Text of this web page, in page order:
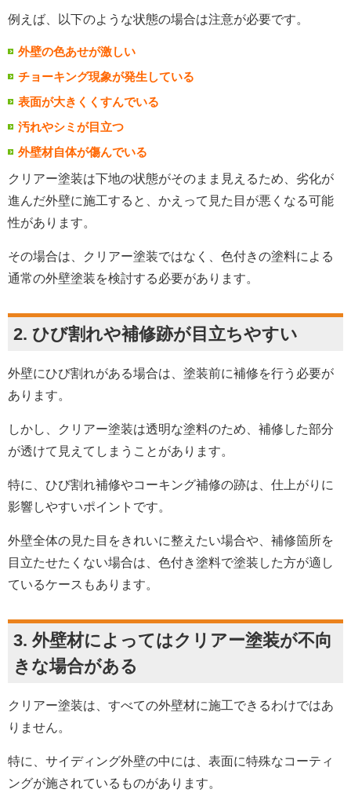
例えば、以下のような状態の場合は注意が必要です。
外壁の色あせが激しい
チョーキング現象が発生している
表面が大きくくすんでいる
汚れやシミが目立つ
外壁材自体が傷んでいる
クリアー塗装は下地の状態がそのまま見えるため、劣化が
進んだ外壁に施工すると、かえって見た目が悪くなる可能
性があります。
その場合は、クリアー塗装ではなく、色付きの塗料による
通常の外壁塗装を検討する必要があります。
2. ひび割れや補修跡が目立ちやすい
外壁にひび割れがある場合は、塗装前に補修を行う必要が
あります。
しかし、クリアー塗装は透明な塗料のため、補修した部分
が透けて見えてしまうことがあります。
特に、ひび割れ補修やコーキング補修の跡は、仕上がりに
影響しやすいポイントです。
外壁全体の見た目をきれいに整えたい場合や、補修箇所を
目立たせたくない場合は、色付き塗料で塗装した方が適し
ているケースもあります。
3. 外壁材によってはクリアー塗装が不向
きな場合がある
クリアー塗装は、すべての外壁材に施工できるわけではあ
りません。
特に、サイディング外壁の中には、表面に特殊なコーティ
ングが施されているものがあります。